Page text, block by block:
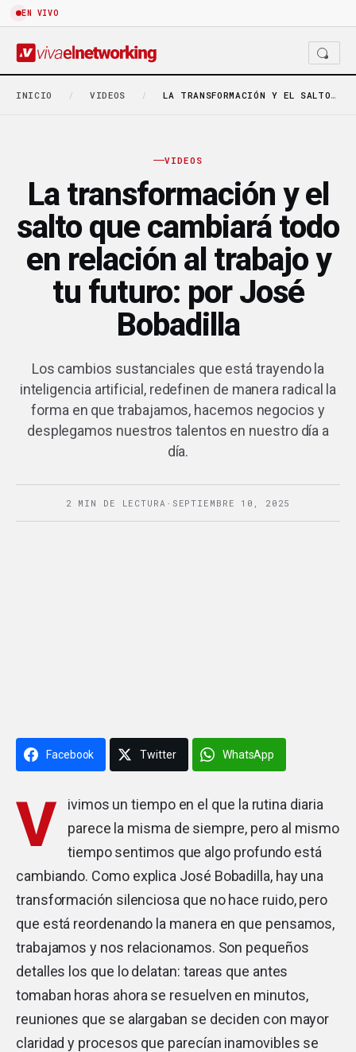
EN VIVO
INICIO / VIDEOS / LA TRANSFORMACIÓN Y EL SALTO QUE CAMBIARÁ TODO…
VIDEOS
La transformación y el
salto que cambiará todo
en relación al trabajo y
tu futuro: por José
Bobadilla
Los cambios sustanciales que está trayendo la
inteligencia artificial, redefinen de manera radical la
forma en que trabajamos, hacemos negocios y
desplegamos nuestros talentos en nuestro día a
día.
2 MIN DE LECTURA · SEPTIEMBRE 10, 2025
Facebook Twitter WhatsApp
V
ivimos un tiempo en el que la rutina diaria
parece la misma de siempre, pero al mismo
tiempo sentimos que algo profundo está
cambiando. Como explica José Bobadilla, hay una
transformación silenciosa que no hace ruido, pero
que está reordenando la manera en que pensamos,
trabajamos y nos relacionamos. Son pequeños
detalles los que lo delatan: tareas que antes
tomaban horas ahora se resuelven en minutos,
reuniones que se alargaban se deciden con mayor
claridad y procesos que parecían inamovibles se